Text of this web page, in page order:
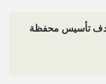
تأسيس محفظة